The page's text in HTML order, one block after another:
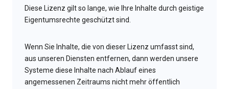
Diese Lizenz gilt so lange, wie Ihre Inhalte durch geistige
Eigentumsrechte geschützt sind.
Wenn Sie Inhalte, die von dieser Lizenz umfasst sind,
aus unseren Diensten entfernen, dann werden unsere
Systeme diese Inhalte nach Ablauf eines
angemessenen Zeitraums nicht mehr öffentlich